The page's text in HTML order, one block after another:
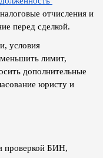
отчисления и
перед сделкой.
условия
лимит,
дополнительные
юристу и
проверкой БИН,